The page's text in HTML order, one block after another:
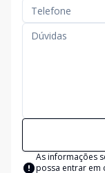
As informações
possa entrar em